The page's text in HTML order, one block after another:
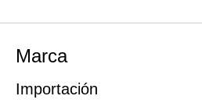
Marca
Importación